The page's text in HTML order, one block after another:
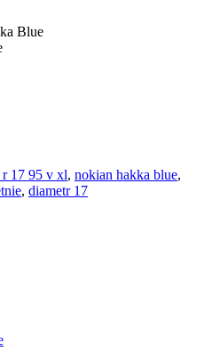
Blue
17 95 v xl, nokian hakka blue,
, diametr 17